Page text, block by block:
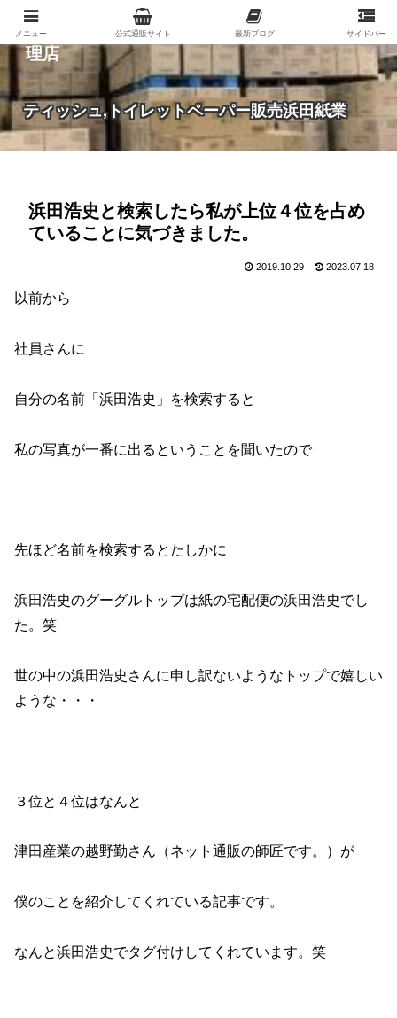
紙（家庭紙・包装紙・印刷用紙など）の総合代
理店
ティッシュ,トイレットペーパー販売浜田紙業
浜田浩史と検索したら私が上位４位を占め
ていることに気づきました。
2019.10.29 2023.07.18
以前から
社員さんに
自分の名前「浜田浩史」を検索すると
私の写真が一番に出るということを聞いたので
先ほど名前を検索するとたしかに
浜田浩史のグーグルトップは紙の宅配便の浜田浩史でし
た。笑
世の中の浜田浩史さんに申し訳ないようなトップで嬉しい
ような・・・
３位と４位はなんと
津田産業の越野勤さん（ネット通販の師匠です。）が
僕のことを紹介してくれている記事です。
なんと浜田浩史でタグ付けしてくれています。笑
メニュー 公式通販サイト 最新ブログ サイドバー